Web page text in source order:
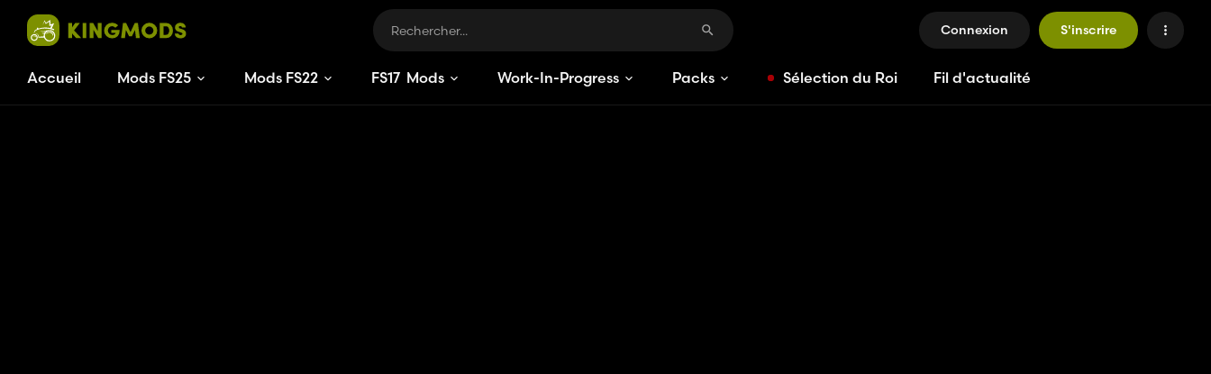
Connexion S'inscrire
Accueil Mods FS25 Mods FS22 FS17 Mods Work-In-Progress Packs Sélection du Roi Fil d'actualité